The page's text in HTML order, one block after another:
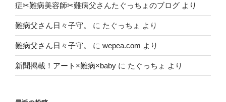
症✂︎難病美容師✂︎難病父さんたぐっちょのブログ より
難病父さん日々子守。 に たぐっちょ より
難病父さん日々子守。 に wepea.com より
新聞掲載！アート×難病×baby に たぐっちょ より